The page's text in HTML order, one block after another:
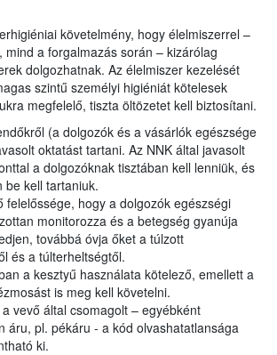
követelmény, hogy élelmiszerrel –
mind a forgalmazás során – kizárólag
dolgozhatnak. Az élelmiszer kezelését
szintű személyi higiéniát kötelesek
megfelelő, tiszta öltözetet kell biztosítani.
(a dolgozók és a vásárlók egészsége
oktatást tartani. Az NNK által javasolt
a dolgozóknak tisztában kell lenniük, és
be kell tartaniuk.
felelőssége, hogy a dolgozók egészségi
monitorozza és a betegség gyanúja
továbbá óvja őket a túlzott
és a túlterheltségtől.
a kesztyű használata kötelező, emellett a
is meg kell követelni.
vevő által csomagolt – egyébként
áru, pl. pékáru - a kód olvashatatlansága
ki.